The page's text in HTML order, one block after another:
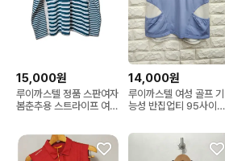
15,000원
루이까스텔 정품 스판여자
봄춘추용 스트라이프 여성
14,000원
루이까스텔 여성 골프 기
능성 반집업티 95사이즈